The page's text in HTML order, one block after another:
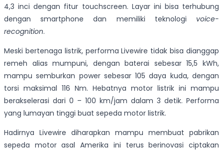
4,3 inci dengan fitur touchscreen. Layar ini bisa terhubung
dengan smartphone dan memiliki teknologi voice-
recognition.
Meski bertenaga listrik, performa Livewire tidak bisa dianggap
remeh alias mumpuni, dengan baterai sebesar 15,5 kWh,
mampu semburkan power sebesar 105 daya kuda, dengan
torsi maksimal 116 Nm. Hebatnya motor listrik ini mampu
berakselerasi dari 0 – 100 km/jam dalam 3 detik. Performa
yang lumayan tinggi buat sepeda motor listrik.
Hadirnya Livewire diharapkan mampu membuat pabrikan
sepeda motor asal Amerika ini terus berinovasi ciptakan